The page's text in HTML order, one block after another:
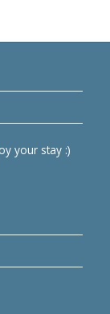
your stay :)